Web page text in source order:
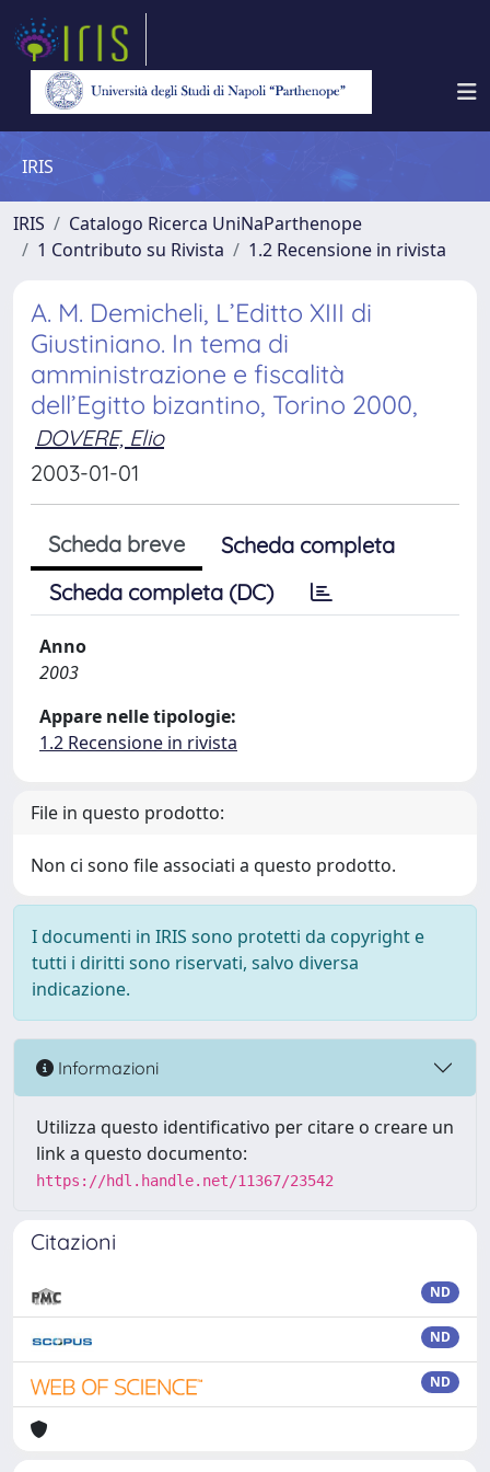
IRIS
IRIS
Catalogo Ricerca UniNaParthenope
1 Contributo su Rivista
1.2 Recensione in rivista
A. M. Demicheli, L’Editto XIII di
Giustiniano. In tema di
amministrazione e fiscalità
dell’Egitto bizantino, Torino 2000,
DOVERE, Elio
2003-01-01
Scheda breve
Scheda completa
Scheda completa (DC)
Anno
2003
Appare nelle tipologie:
1.2 Recensione in rivista
File in questo prodotto:
Non ci sono file associati a questo prodotto.
I documenti in IRIS sono protetti da copyright e
tutti i diritti sono riservati, salvo diversa
indicazione.
Informazioni
Utilizza questo identificativo per citare o creare un
link a questo documento:
https://hdl.handle.net/11367/23542
Citazioni
ND
ND
ND